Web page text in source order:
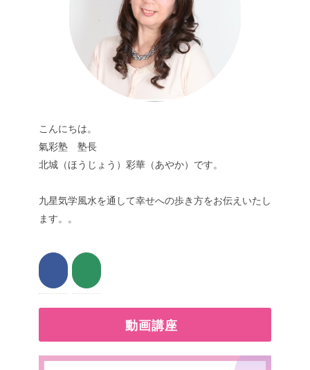
こんにちは。
氣彩塾 塾長
北城（ほうじょう）彩華（あやか）です。
九星気学風水を通して幸せへの歩き方をお伝えいたし
ます。。
動画講座